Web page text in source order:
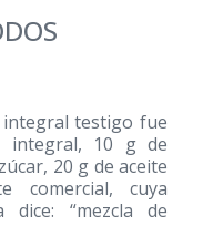
testigo fue
integral, 10 g de
20 g de aceite
comercial, cuya
dice: “mezcla de